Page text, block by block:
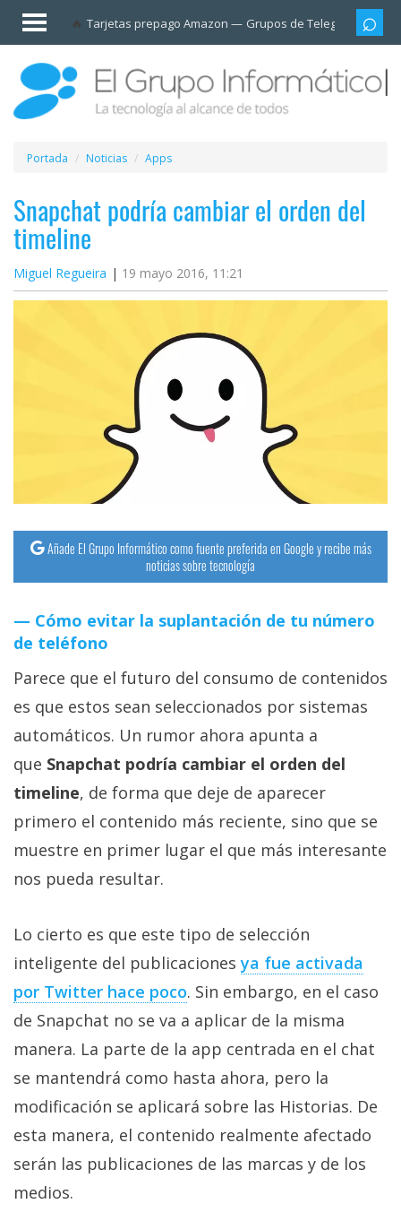
Tarjetas prepago Amazon Grupos de Telegram
Invitado
Iniciar
sesión /
Registrarse
Esenciales
Móviles
Ofertas
Apps
Redes
Trucos
y
Tutoriales
Ciberseguridad
operativos
Profesional
+
Más
temas
Sorteos
Foros
Contacto
/
nosotros
/
Publicidad
Cambiar
opciones
de
Portada Noticias Apps
Snapchat podría cambiar el orden del
timeline
Miguel Regueira 19 mayo 2016, 11:21
Añade El Grupo Informático como fuente preferida en Google y recibe más
noticias sobre tecnología
Cómo evitar la suplantación de tu número
de teléfono
Parece que el futuro del consumo de contenidos
es que estos sean seleccionados por sistemas
automáticos. Un rumor ahora apunta a
que Snapchat podría cambiar el orden del
timeline, de forma que deje de aparecer
primero el contenido más reciente, sino que se
muestre en primer lugar el que más interesante
nos pueda resultar.
Lo cierto es que este tipo de selección
inteligente del publicacionesya fue activada
por Twitter hace poco. Sin embargo, en el caso
de Snapchat no se va a aplicar de la misma
manera. La parte de la app centrada en el chat
se mantendrá como hasta ahora, pero la
modificación se aplicará sobre las Historias. De
esta manera, el contenido realmente afectado
serán las publicaciones de las marcas y de los
medios.